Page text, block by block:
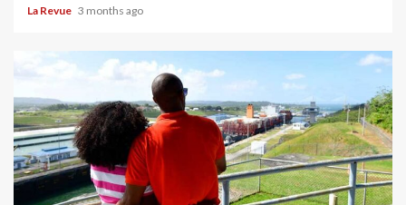
La Revue 3 months ago